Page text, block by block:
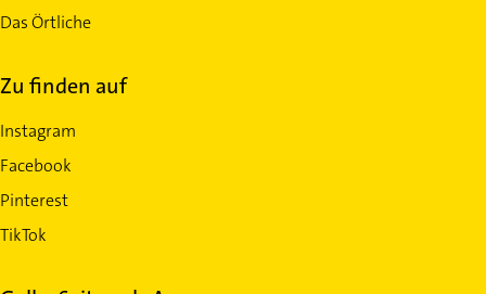
Das Örtliche
Zu finden auf
Instagram
Facebook
Pinterest
TikTok